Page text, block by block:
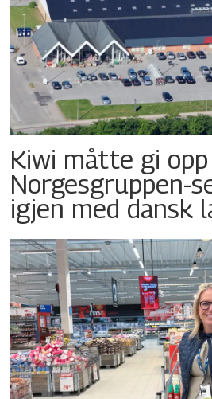
Kiwi måtte gi
Norgesgruppen-
igjen med dansk